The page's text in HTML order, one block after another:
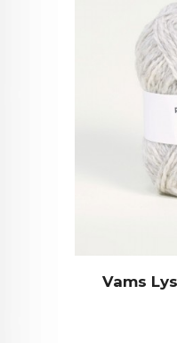
Vams